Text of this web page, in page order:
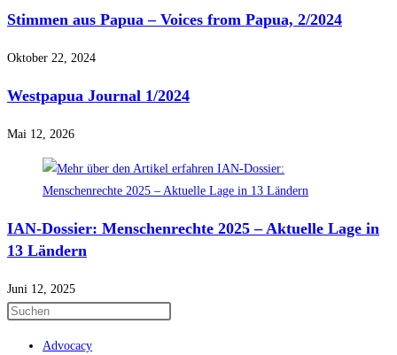
Stimmen aus Papua – Voices from Papua, 2/2024
Oktober 22, 2024
Westpapua Journal 1/2024
Mai 12, 2026
IAN-Dossier: Menschenrechte 2025 – Aktuelle Lage in
13 Ländern
Juni 12, 2025
Advocacy